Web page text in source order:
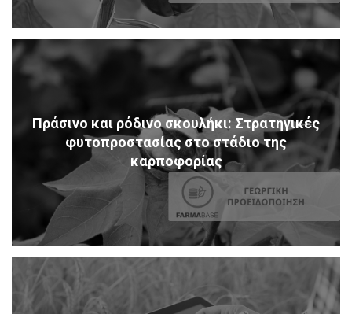
Πράσινο και ρόδινο σκουλήκι: Στρατηγικές
φυτοπροστασίας στο στάδιο της
καρποφορίας